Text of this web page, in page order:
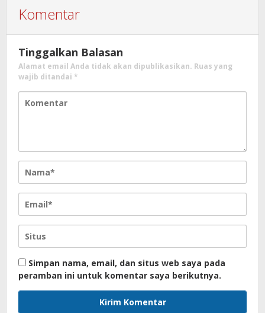
Komentar
Tinggalkan Balasan
Alamat email Anda tidak akan dipublikasikan. Ruas yang
wajib ditandai *
Simpan nama, email, dan situs web saya pada
peramban ini untuk komentar saya berikutnya.